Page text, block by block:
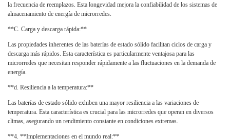
la frecuencia de reemplazos. Esta longevidad mejora la confiabilidad de los sistemas de
almacenamiento de energía de microrredes.
**C. Carga y descarga rápida:**
Las propiedades inherentes de las baterías de estado sólido facilitan ciclos de carga y
descarga más rápidos. Esta característica es particularmente ventajosa para las
microrredes que necesitan responder rápidamente a las fluctuaciones en la demanda de
energía.
**d. Resiliencia a la temperatura:**
Las baterías de estado sólido exhiben una mayor resiliencia a las variaciones de
temperatura. Esta característica es crucial para las microrredes que operan en diversos
climas, asegurando un rendimiento constante en condiciones extremas.
**4. **Implementaciones en el mundo real:**